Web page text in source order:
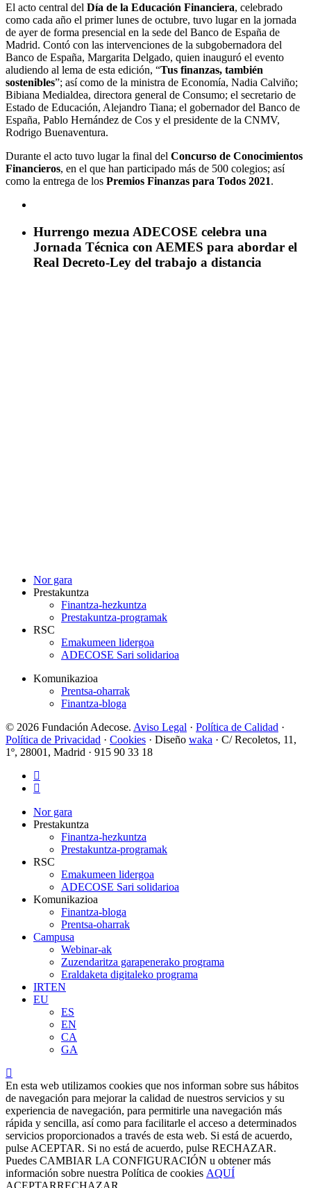
Celebración del acto central delDía de la Educación Financiera
El acto central del Día de la Educación Financiera, celebrado
como cada año el primer lunes de octubre, tuvo lugar en la jornada
de ayer de forma presencial en la sede del Banco de España de
Madrid. Contó con las intervenciones de la subgobernadora del
Banco de España, Margarita Delgado, quien inauguró el evento
aludiendo al lema de esta edición, “Tus finanzas, también
sostenibles”; así como de la ministra de Economía, Nadia Calviño;
Bibiana Medialdea, directora general de Consumo; el secretario de
Estado de Educación, Alejandro Tiana; el gobernador del Banco de
España, Pablo Hernández de Cos y el presidente de la CNMV,
Rodrigo Buenaventura.
Durante el acto tuvo lugar la final del Concurso de Conocimientos
Financieros, en el que han participado más de 500 colegios; así
como la entrega de los Premios Finanzas para Todos 2021.
Hurrengo mezua ADECOSE celebra una
Jornada Técnica con AEMES para abordar el
Real Decreto-Ley del trabajo a distancia
Nor gara
Prestakuntza
Finantza-hezkuntza
Prestakuntza-programak
RSC
Emakumeen lidergoa
ADECOSE Sari solidarioa
Komunikazioa
Prentsa-oharrak
Finantza-bloga
© 2026 Fundación Adecose. Aviso Legal · Política de Calidad ·
Política de Privacidad · Cookies · Diseño waka · C/ Recoletos, 11,
1º, 28001, Madrid · 915 90 33 18
twitter
linkedin
Close
Menu
Nor gara
Prestakuntza
Finantza-hezkuntza
Prestakuntza-programak
RSC
Emakumeen lidergoa
ADECOSE Sari solidarioa
Komunikazioa
Finantza-bloga
Prentsa-oharrak
Campusa
Webinar-ak
Zuzendaritza garapenerako programa
Eraldaketa digitaleko programa
IRTEN
EU
ES
EN
CA
GA
En esta web utilizamos cookies que nos informan sobre sus hábitos
de navegación para mejorar la calidad de nuestros servicios y su
experiencia de navegación, para permitirle una navegación más
rápida y sencilla, así como para facilitarle el acceso a determinados
servicios proporcionados a través de esta web. Si está de acuerdo,
pulse ACEPTAR. Si no está de acuerdo, pulse RECHAZAR.
Puedes CAMBIAR LA CONFIGURACIÓN u obtener más
información sobre nuestra Política de cookies AQUÍ